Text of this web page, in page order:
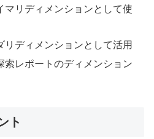
マリディメンションとして使
リディメンションとして活用
索レポートのディメンション
ト